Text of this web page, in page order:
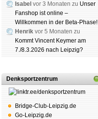
Isabel vor 3 Monaten zu Unser
Fanshop ist online –
Willkommen in der Beta-Phase!
Henrik vor 5 Monaten zu
Kommt Vincent Keymer am
7./8.3.2026 nach Leipzig?
Denksportzentrum
Bridge-Club-Leipzig.de
Go-Leipzig.de